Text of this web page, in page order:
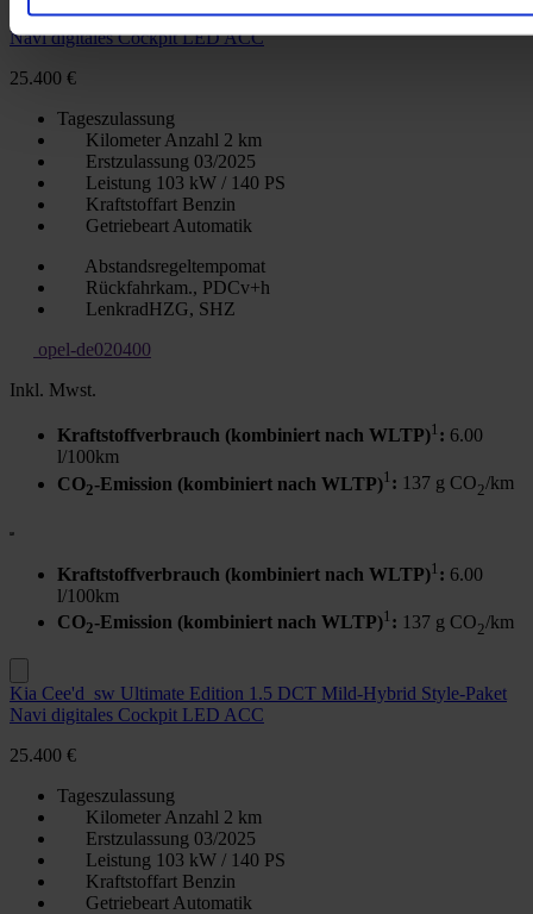
Kia Cee'd_sw Ultimate Edition 1.5 DCT Mild-Hybrid Style-Paket
Navi digitales Cockpit LED ACC
25.400 €
Tageszulassung
Kilometer Anzahl 2 km
Erstzulassung 03/2025
Leistung 103 kW / 140 PS
Kraftstoffart Benzin
Getriebeart Automatik
Abstandsregeltempomat
Rückfahrkam., PDCv+h
LenkradHZG, SHZ
opel-de020400
Inkl. Mwst.
Kraftstoffverbrauch (kombiniert nach WLTP)1 : 6.00
l/100km
CO2-Emission (kombiniert nach WLTP)1 : 137 g CO2/km
Kraftstoffverbrauch (kombiniert nach WLTP)1 : 6.00
l/100km
CO2-Emission (kombiniert nach WLTP)1 : 137 g CO2/km
Kia Cee'd_sw Ultimate Edition 1.5 DCT Mild-Hybrid Style-Paket
Navi digitales Cockpit LED ACC
25.400 €
Tageszulassung
Kilometer Anzahl 2 km
Erstzulassung 03/2025
Leistung 103 kW / 140 PS
Kraftstoffart Benzin
Getriebeart Automatik